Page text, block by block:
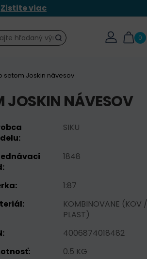
Zistite viac
0
Hľadať
setom Joskin návesov
JOSKIN NÁVESOV
SIKU
1848
1:87
KOMBINOVANE (KOV /
PLAST)
4006874018482
0.5 KG